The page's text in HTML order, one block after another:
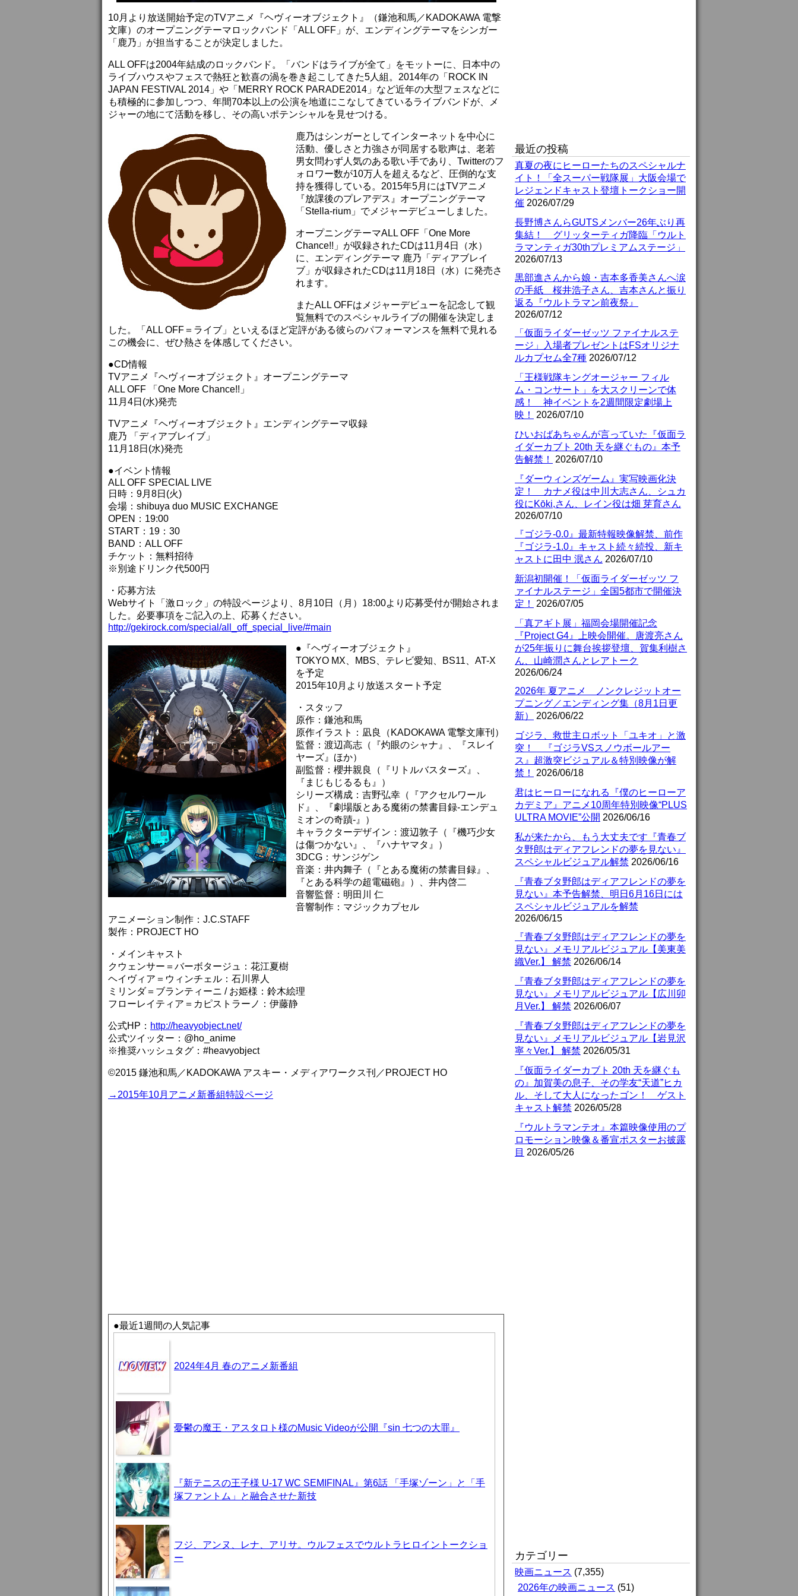
10月より放送開始予定のTVアニメ『ヘヴィーオブジェクト』（鎌池和馬／KADOKAWA 電撃
文庫）のオープニングテーマロックバンド「ALL OFF」が、エンディングテーマをシンガー
「鹿乃」が担当することが決定しました。
ALL OFFは2004年結成のロックバンド。「バンドはライブが全て」をモットーに、日本中の
ライブハウスやフェスで熱狂と歓喜の渦を巻き起こしてきた5人組。2014年の「ROCK IN
JAPAN FESTIVAL 2014」や「MERRY ROCK PARADE2014」など近年の大型フェスなどに
も積極的に参加しつつ、年間70本以上の公演を地道にこなしてきているライブバンドが、メ
ジャーの地にて活動を移し、その高いポテンシャルを見せつける。
鹿乃はシンガーとしてインターネットを中心に
活動、優しさと力強さが同居する歌声は、老若
男女問わず人気のある歌い手であり、Twitterのフ
ォロワー数が10万人を超えるなど、圧倒的な支
持を獲得している。2015年5月にはTVアニメ
『放課後のプレアデス』オープニングテーマ
「Stella-rium」でメジャーデビューしました。
オープニングテーマALL OFF「One More
Chance!!」が収録されたCDは11月4日（水）
に、エンディングテーマ 鹿乃「ディアブレイ
ブ」が収録されたCDは11月18日（水）に発売さ
れます。
またALL OFFはメジャーデビューを記念して観
覧無料でのスペシャルライブの開催を決定しま
した。「ALL OFF＝ライブ」といえるほど定評がある彼らのパフォーマンスを無料で見れる
この機会に、ぜひ熱さを体感してください。
●CD情報
TVアニメ『ヘヴィーオブジェクト』オープニングテーマ
ALL OFF 「One More Chance!!」
11月4日(水)発売
TVアニメ『ヘヴィーオブジェクト』エンディングテーマ収録
鹿乃 「ディアブレイブ」
11月18日(水)発売
●イベント情報
ALL OFF SPECIAL LIVE
日時：9月8日(火)
会場：shibuya duo MUSIC EXCHANGE
OPEN：19:00
START：19：30
BAND：ALL OFF
チケット：無料招待
※別途ドリンク代500円
・応募方法
Webサイト「激ロック」の特設ページより、8月10日（月）18:00より応募受付が開始されま
した。必要事項をご記入の上、応募ください。
http://gekirock.com/special/all_off_special_live/#main
●『ヘヴィーオブジェクト』
TOKYO MX、MBS、テレビ愛知、BS11、AT-X
を予定
2015年10月より放送スタート予定
・スタッフ
原作：鎌池和馬
原作イラスト：凪良（KADOKAWA 電撃文庫刊）
監督：渡辺高志（『灼眼のシャナ』、『スレイ
ヤーズ』ほか）
副監督：櫻井親良（『リトルバスターズ』、
『まじもじるるも』）
シリーズ構成：吉野弘幸（『アクセルワール
ド』、『劇場版とある魔術の禁書目録-エンデュ
ミオンの奇蹟-』）
キャラクターデザイン：渡辺敦子（『機巧少女
は傷つかない』、『ハナヤマタ』）
3DCG：サンジゲン
音楽：井内舞子（『とある魔術の禁書目録』、
『とある科学の超電磁砲』）、井内啓二
音響監督：明田川 仁
音響制作：マジックカプセル
アニメーション制作：J.C.STAFF
製作：PROJECT HO
・メインキャスト
クウェンサー＝バーボタージュ：花江夏樹
ヘイヴィア＝ウィンチェル：石川界人
ミリンダ＝ブランティーニ / お姫様：鈴木絵理
フローレイティア＝カピストラーノ：伊藤静
公式HP： http://heavyobject.net/
公式ツイッター：@ho_anime
※推奨ハッシュタグ：#heavyobject
©2015 鎌池和馬／KADOKAWA アスキー・メディアワークス刊／PROJECT HO
→2015年10月アニメ新番組特設ページ
●最近1週間の人気記事
2024年4月 春のアニメ新番組
憂鬱の魔王・アスタロト様のMusic Videoが公開『sin 七つの大罪』
『新テニスの王子様 U-17 WC SEMIFINAL』第6話 「手塚ゾーン」と「手
塚ファントム」と融合させた新技
フジ、アンヌ、レナ、アリサ。ウルフェスでウルトラヒロイントークショ
ー
最近の投稿
真夏の夜にヒーローたちのスペシャルナ
イト！「全スーパー戦隊展」大阪会場で
レジェンドキャスト登壇トークショー開
催 2026/07/29
長野博さんらGUTSメンバー26年ぶり再
集結！ グリッターティガ降臨「ウルト
ラマンティガ30thプレミアムステージ」
2026/07/13
黒部進さんから娘・吉本多香美さんへ涙
の手紙 桜井浩子さん、吉本さんと振り
返る『ウルトラマン前夜祭』
2026/07/12
「仮面ライダーゼッツ ファイナルステ
ージ」入場者プレゼントはFSオリジナ
ルカプセム全7種 2026/07/12
「王様戦隊キングオージャー フィル
ム・コンサート」を大スクリーンで体
感！ 神イベントを2週間限定劇場上
映！
2026/07/10
ひいおばあちゃんが言っていた『仮面ラ
イダーカブト 20th 天を継ぐもの』本予
告解禁！
2026/07/10
『ダーウィンズゲーム』実写映画化決
定！ カナメ役は中川大志さん、シュカ
役にKōki,さん、レイン役は畑 芽育さん
2026/07/10
『ゴジラ-0.0』最新特報映像解禁、前作
『ゴジラ-1.0』キャスト続々続投、新キ
ャストに田中 泯さん 2026/07/10
新潟初開催！「仮面ライダーゼッツ フ
ァイナルステージ」全国5都市で開催決
定！
2026/07/05
「真アギト展」福岡会場開催記念
『Project G4』上映会開催。唐渡亮さん
が25年振りに舞台挨拶登壇、賀集利樹さ
ん、山崎潤さんとレアトーク
2026/06/24
2026年 夏アニメ ノンクレジットオー
プニング／エンディング集（8月1日更
新）
2026/06/22
ゴジラ、救世主ロボット「ユキオ」と激
突！ 『ゴジラVSスノウボールアー
ス』超激突ビジュアル＆特別映像が解
禁！
2026/06/18
君はヒーローになれる『僕のヒーローア
カデミア』アニメ10周年特別映像“PLUS
ULTRA MOVIE”公開 2026/06/16
私が来たから、もう大丈夫です『青春ブ
タ野郎はディアフレンドの夢を見ない』
スペシャルビジュアル解禁 2026/06/16
『青春ブタ野郎はディアフレンドの夢を
見ない』本予告解禁、明日6月16日には
スペシャルビジュアルを解禁
2026/06/15
『青春ブタ野郎はディアフレンドの夢を
見ない』メモリアルビジュアル【美東美
織Ver.】 解禁 2026/06/14
『青春ブタ野郎はディアフレンドの夢を
見ない』メモリアルビジュアル【広川卯
月Ver.】 解禁 2026/06/07
『青春ブタ野郎はディアフレンドの夢を
見ない』メモリアルビジュアル【岩見沢
寧々Ver.】 解禁 2026/05/31
『仮面ライダーカブト 20th 天を継ぐも
の』加賀美の息子、その学友“天道”ヒカ
ル、そして大人になったゴン！ ゲスト
キャスト解禁 2026/05/28
『ウルトラマンテオ』本篇映像使用のプ
ロモーション映像＆番宣ポスターお披露
目 2026/05/26
カテゴリー
映画ニュース (7,355)
2026年の映画ニュース (51)